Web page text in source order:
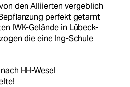
den Alliierten vergeblich
perfekt getarnt
IWK-Gelände in Lübeck-
die eine Ing-Schule
HH-Wesel